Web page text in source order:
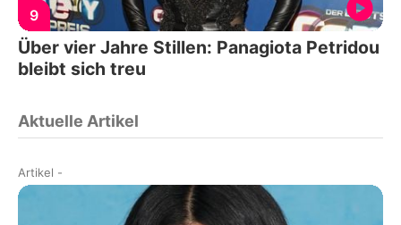
9
Über vier Jahre Stillen: Panagiota Petridou
bleibt sich treu
Aktuelle Artikel
Artikel -